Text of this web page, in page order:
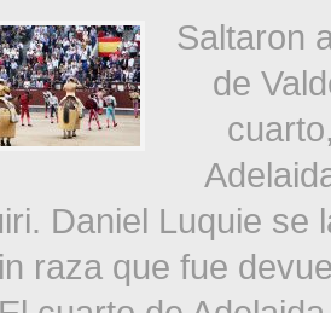
Saltaron
de
Daniel Luquie se
raza que fue